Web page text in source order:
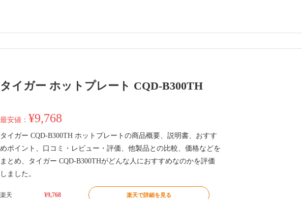
タイガー ホットプレート CQD-B300TH
最安値： ¥9,768
タイガー CQD-B300TH ホットプレートの商品概要、説明書、おすす
めポイント、口コミ・レビュー・評価、他製品との比較、価格などを
まとめ、タイガー CQD-B300THがどんな人におすすめなのかを評価
しました。
楽天 ¥9,768 楽天で詳細を見る